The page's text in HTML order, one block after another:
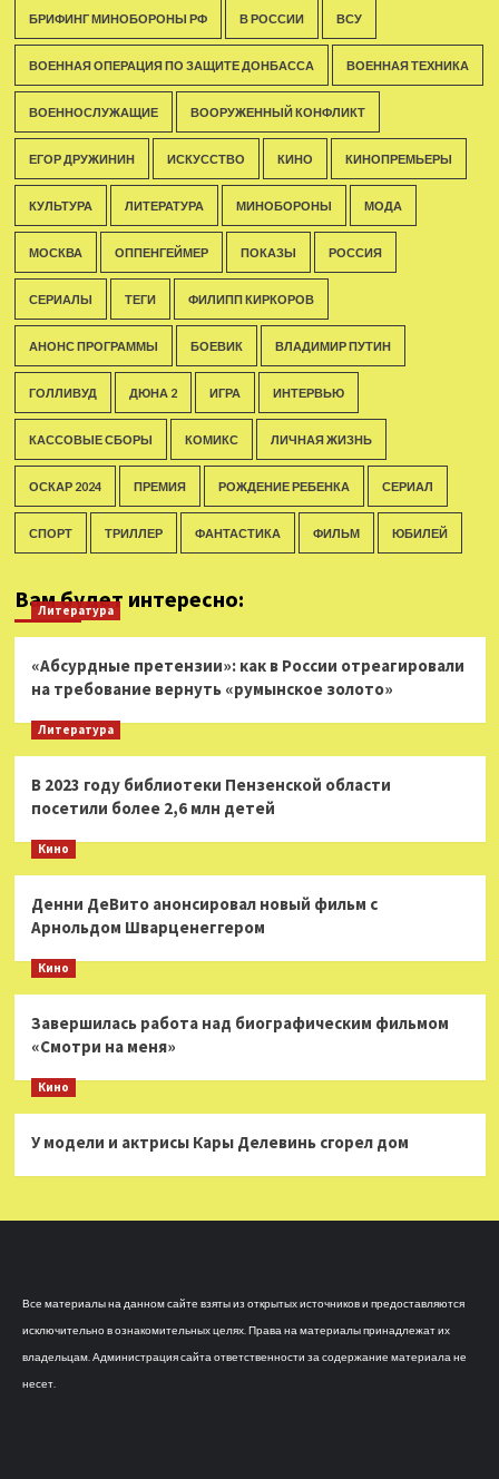
БРИФИНГ МИНОБОРОНЫ РФ В РОССИИ ВСУ
ВОЕННАЯ ОПЕРАЦИЯ ПО ЗАЩИТЕ ДОНБАССА ВОЕННАЯ ТЕХНИКА
ВОЕННОСЛУЖАЩИЕ ВООРУЖЕННЫЙ КОНФЛИКТ
ЕГОР ДРУЖИНИН ИСКУССТВО КИНО КИНОПРЕМЬЕРЫ
КУЛЬТУРА ЛИТЕРАТУРА МИНОБОРОНЫ МОДА
МОСКВА ОППЕНГЕЙМЕР ПОКАЗЫ РОССИЯ
СЕРИАЛЫ ТЕГИ ФИЛИПП КИРКОРОВ
АНОНС ПРОГРАММЫ БОЕВИК ВЛАДИМИР ПУТИН
ГОЛЛИВУД ДЮНА 2 ИГРА ИНТЕРВЬЮ
КАССОВЫЕ СБОРЫ КОМИКС ЛИЧНАЯ ЖИЗНЬ
ОСКАР 2024 ПРЕМИЯ РОЖДЕНИЕ РЕБЕНКА СЕРИАЛ
СПОРТ ТРИЛЛЕР ФАНТАСТИКА ФИЛЬМ ЮБИЛЕЙ
Вам будет интересно:
Литература
«Абсурдные претензии»: как в России отреагировали
на требование вернуть «румынское золото»
Литература
В 2023 году библиотеки Пензенской области
посетили более 2,6 млн детей
Кино
Денни ДеВито анонсировал новый фильм с
Арнольдом Шварценеггером
Кино
Завершилась работа над биографическим фильмом
«Смотри на меня»
Кино
У модели и актрисы Кары Делевинь сгорел дом
Все материалы на данном сайте взяты из открытых источников и предоставляются
исключительно в ознакомительных целях. Права на материалы принадлежат их
владельцам. Администрация сайта ответственности за содержание материала не
несет.